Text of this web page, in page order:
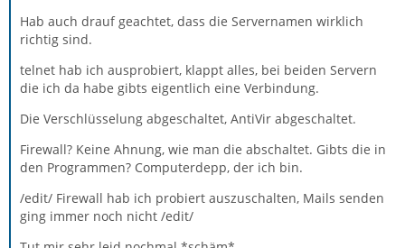
Hab auch drauf geachtet, dass die Servernamen wirklich
richtig sind.
telnet hab ich ausprobiert, klappt alles, bei beiden Servern
die ich da habe gibts eigentlich eine Verbindung.
Die Verschlüsselung abgeschaltet, AntiVir abgeschaltet.
Firewall? Keine Ahnung, wie man die abschaltet. Gibts die in
den Programmen? Computerdepp, der ich bin.
/edit/ Firewall hab ich probiert auszuschalten, Mails senden
ging immer noch nicht /edit/